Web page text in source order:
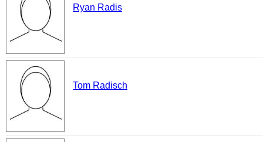
Ryan Radis
Tom Radisch